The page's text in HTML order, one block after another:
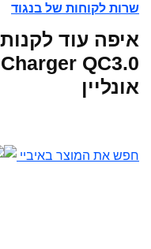
שרות לקוחות של בנגוד
QC3.0
אונליין
חפש את המוצר באיביי